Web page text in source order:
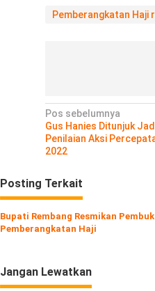
Pemberangkatan Haji
N
a
v
i
g
a
s
p
Pos sebelumnya
Gus Hanies Ditunjuk
Penilaian Aksi
2022
Posting Terkait
Bupati Rembang Resmikan
Pemberangkatan Haji
Jangan Lewatkan